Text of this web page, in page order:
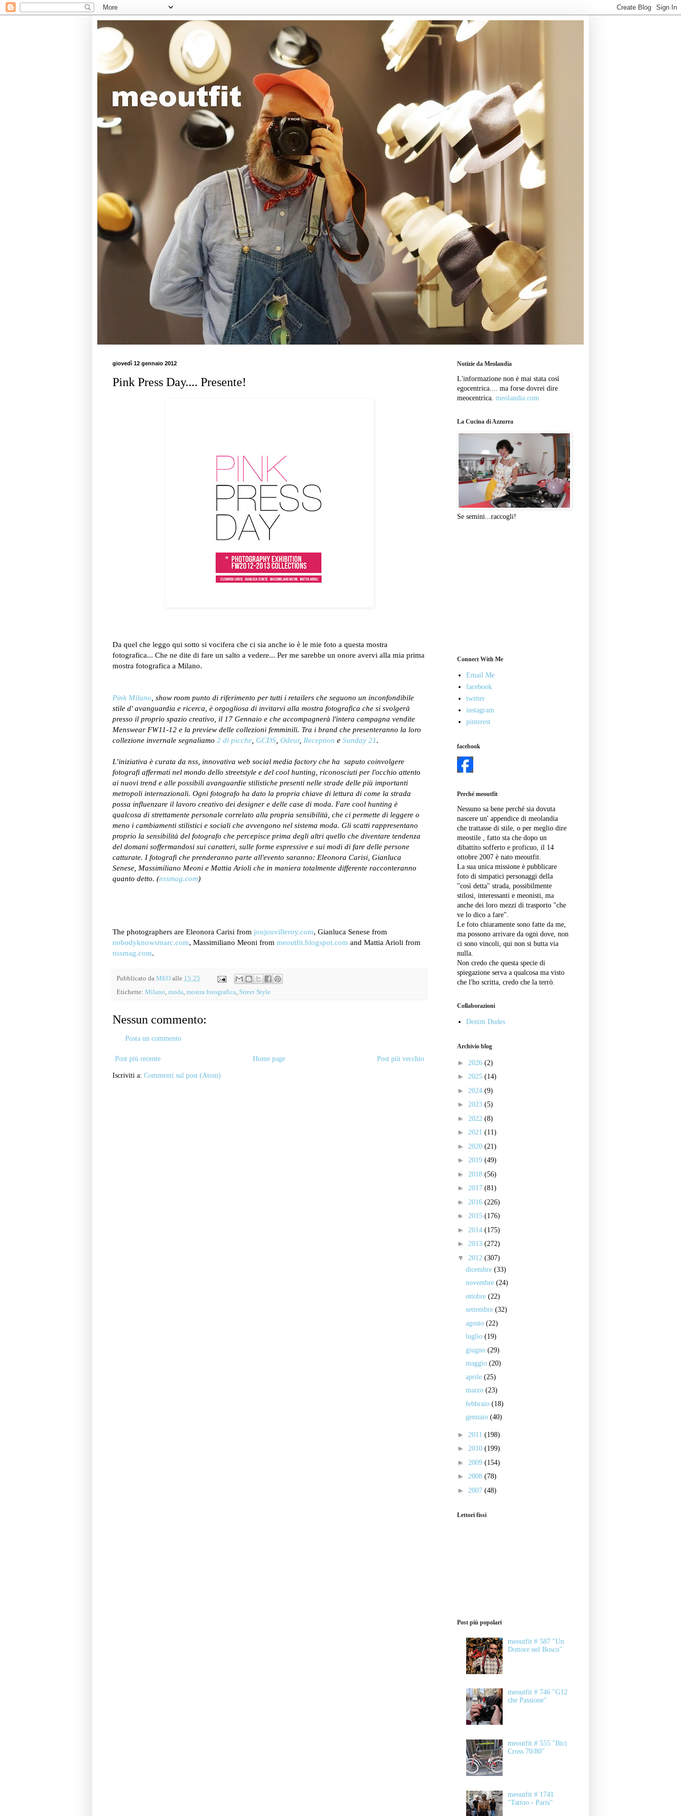
giovedì 12 gennaio 2012
Pink Press Day.... Presente!
Da quel che leggo qui sotto si vocifera che ci sia anche io è le mie foto a questa mostra
fotografica... Che ne dite di fare un salto a vedere... Per me sarebbe un onore avervi alla mia prima
mostra fotografica a Milano.
Pink Milano , show room punto di riferimento per tutti i retailers che seguono un inconfondibile
stile d' avanguardia e ricerca, è orgogliosa di invitarvi alla mostra fotografica che si svolgerà
presso il proprio spazio creativo, il 17 Gennaio e che accompagnerà l'intera campagna vendite
Menswear FW11-12 e la preview delle collezioni femminili. Tra i brand che presenteranno la loro
collezione invernale segnaliamo 2 di picche GCDS Odeur, Reception e Sunday 21.
L’iniziativa è curata da nss, innovativa web social media factory che ha saputo coinvolgere
fotografi affermati nel mondo dello streetstyle e del cool hunting, riconosciuti per l'occhio attento
ai nuovi trend e alle possibili avanguardie stilistiche presenti nelle strade delle più importanti
metropoli internazionali. Ogni fotografo ha dato la propria chiave di lettura di come la strada
possa influenzare il lavoro creativo dei designer e delle case di moda. Fare cool hunting è
qualcosa di strettamente personale correlato alla propria sensibilità, che ci permette di leggere o
meno i cambiamenti stilistici e sociali che avvengono nel sistema moda. Gli scatti rappresentano
proprio la sensibilità del fotografo che percepisce prima degli altri quello che diventare tendenza
del domani soffermandosi sui caratteri, sulle forme espressive e sui modi di fare delle persone
catturate. I fotografi che prenderanno parte all'evento saranno: Eleonora Carisi, Gianluca
Senese, Massimiliano Meoni e Mattia Arioli che in maniera totalmente differente racconteranno
quanto detto. (nssmag.com)
The photographers are Eleonora Carisi from joujouvilleroy.com, Gianluca Senese from
nobodyknowsmarc.com, Massimiliano Meoni from meoutfit.blogspot.com and Mattia Arioli from
nssmag.com.
Pubblicato da MEO alle 15:25
Etichette: Milano, moda, mostra fotografica, Street Style
Nessun commento:
Posta un commento
Post più recente Post più vecchio
Home page
Iscriviti a: Commenti sul post (Atom)
Notizie da Meolandia
L'informazione non è mai stata così
egocentrica.... ma forse dovrei dire
meocentrica. meolandia.com
La Cucina di Azzurra
Se semini...raccogli!
Connect With Me
Email Me
facebook
twitter
instagram
pinterest
facebook
Perché meoutfit
Nessuno sa bene perché sia dovuta
nascere un' appendice di meolandia
che trattasse di stile, o per meglio dire
meostile , fatto sta che dopo un
dibattito sofferto e proficuo, il 14
ottobre 2007 è nato meoutfit.
La sua unica missione è pubblicare
foto di simpatici personaggi della
"così detta" strada, possibilmente
stilosi, interessanti e meonisti, ma
anche dei loro mezzi di trasporto "che
ve lo dico a fare".
Le foto chiaramente sono fatte da me,
ma possono arrivare da ogni dove, non
ci sono vincoli, qui non si butta via
nulla.
Non credo che questa specie di
spiegazione serva a qualcosa ma visto
che l'ho scritta, credo che la terrò.
Collaborazioni
Denim Dudes
Archivio blog
► 2026 (2)
► 2025 (14)
► 2024 (9)
► 2023 (5)
► 2022 (8)
► 2021 (11)
► 2020 (21)
► 2019 (49)
► 2018 (56)
► 2017 (81)
► 2016 (226)
► 2015 (176)
► 2014 (175)
► 2013 (272)
▼ 2012 (307)
dicembre (33)
novembre (24)
ottobre (22)
settembre (32)
agosto (22)
luglio (19)
giugno (29)
maggio (20)
aprile (25)
marzo (23)
febbraio (18)
gennaio (40)
► 2011 (198)
► 2010 (199)
► 2009 (154)
► 2008 (78)
► 2007 (48)
Lettori fissi
Post più popolari
meoutfit # 587 "Un
Dottore nel Bosco"
meoutfit # 746 "G12
che Passione"
meoutfit # 555 "Bici
Cross 70/80"
meoutfit # 1741
"Tattoo - Paris"